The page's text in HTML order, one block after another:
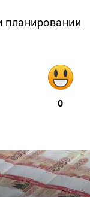
планировании
0